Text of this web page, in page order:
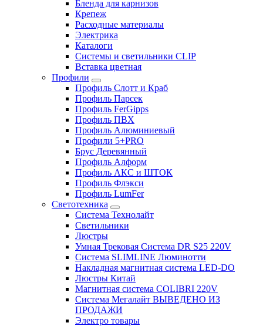
Бленда для карнизов
Крепеж
Расходные материалы
Электрика
Каталоги
Системы и светильники CLIP
Вставка цветная
Профили
Профиль Слотт и Краб
Профиль Парсек
Профиль FerGipps
Профиль ПВХ
Профиль Алюминиевый
Профили 5+PRO
Брус Деревянный
Профиль Алформ
Профиль АКС и ШТОК
Профиль Флэкси
Профиль LumFer
Светотехника
Система Технолайт
Светильники
Люстры
Умная Трековая Система DR S25 220V
Система SLIMLINE Люминотти
Накладная магнитная система LED-DO
Люстры Китай
Магнитная система COLIBRI 220V
Система Мегалайт ВЫВЕДЕНО ИЗ
ПРОДАЖИ
Электро товары